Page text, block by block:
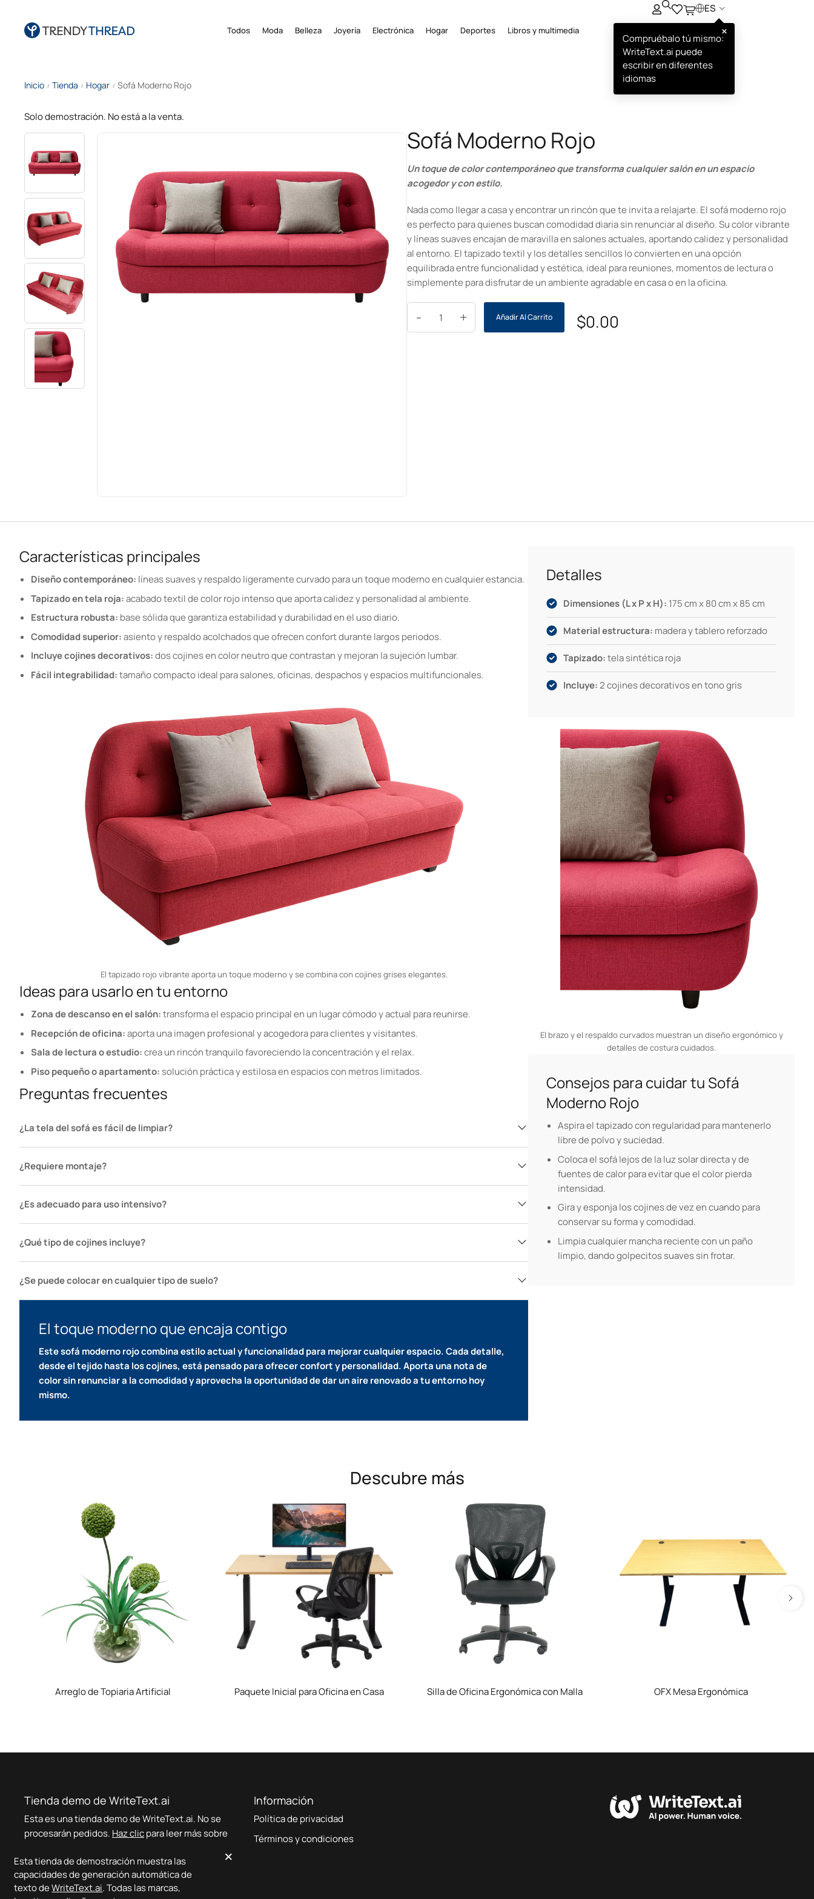
Todos Moda Belleza Joyería Electrónica Hogar Deportes Libros y multimedia
ES
×
Compruébalo tú mismo:
WriteText.ai puede
escribir en diferentes
idiomas
Inicio / Tienda / Hogar / Sofá Moderno Rojo
Solo demostración. No está a la venta.
Sofá Moderno Rojo
Un toque de color contemporáneo que transforma cualquier salón en un espacio
acogedor y con estilo.
Nada como llegar a casa y encontrar un rincón que te invita a relajarte. El sofá moderno rojo
es perfecto para quienes buscan comodidad diaria sin renunciar al diseño. Su color vibrante
y líneas suaves encajan de maravilla en salones actuales, aportando calidez y personalidad
al entorno. El tapizado textil y los detalles sencillos lo convierten en una opción
equilibrada entre funcionalidad y estética, ideal para reuniones, momentos de lectura o
simplemente para disfrutar de un ambiente agradable en casa o en la oficina.
+
- Añadir Al Carrito $0.00
Características principales
Diseño contemporáneo: líneas suaves y respaldo ligeramente curvado para un toque moderno en cualquier estancia.
Tapizado en tela roja:acabado textil de color rojo intenso que aporta calidez y personalidad al ambiente.
Estructura robusta: base sólida que garantiza estabilidad y durabilidad en el uso diario.
Comodidad superior:asiento y respaldo acolchados que ofrecen confort durante largos periodos.
Incluye cojines decorativos:dos cojines en color neutro que contrastan y mejoran la sujeción lumbar.
Fácil integrabilidad:tamaño compacto ideal para salones, oficinas, despachos y espacios multifuncionales.
El tapizado rojo vibrante aporta un toque moderno y se combina con cojines grises elegantes.
Ideas para usarlo en tu entorno
Zona de descanso en el salón:transforma el espacio principal en un lugar cómodo y actual para reunirse.
Recepción de oficina:aporta una imagen profesional y acogedora para clientes y visitantes.
Sala de lectura o estudio:crea un rincón tranquilo favoreciendo la concentración y el relax.
Piso pequeño o apartamento:solución práctica y estilosa en espacios con metros limitados.
Preguntas frecuentes
¿La tela del sofá es fácil de limpiar?
¿Requiere montaje?
¿Es adecuado para uso intensivo?
¿Qué tipo de cojines incluye?
¿Se puede colocar en cualquier tipo de suelo?
El toque moderno que encaja contigo
Este sofá moderno rojo combina estilo actual y funcionalidad para mejorar cualquier espacio. Cada detalle,
desde el tejido hasta los cojines, está pensado para ofrecer confort y personalidad.Aporta una nota de
color sin renunciar a la comodidad y aprovecha la oportunidad de dar un aire renovado a tu entorno hoy
mismo.
Detalles
Dimensiones (L x P x H): 175 cm x 80 cm x 85 cm
Material estructura: madera y tablero reforzado
Tapizado:tela sintética roja
Incluye:2 cojines decorativos en tono gris
El brazo y el respaldo curvados muestran un diseño ergonómico y
detalles de costura cuidados.
Consejos para cuidar tu Sofá
Moderno Rojo
Aspira el tapizado con regularidad para mantenerlo
libre de polvo y suciedad.
Coloca el sofá lejos de la luz solar directa y de
fuentes de calor para evitar que el color pierda
intensidad.
Gira y esponja los cojines de vez en cuando para
conservar su forma y comodidad.
Limpia cualquier mancha reciente con un paño
limpio, dando golpecitos suaves sin frotar.
Descubre más
Arreglo de Topiaria Artificial Paquete Inicial para Oficina en Casa Silla de Oficina Ergonómica con Malla OFX Mesa Ergonómica
Tienda demo de WriteText.ai
Esta es una tienda demo de WriteText.ai. No se
procesarán pedidos. Haz clicpara leer más sobre
Información
Política de privacidad
Términos y condiciones
Esta tienda de demostración muestra las
capacidades de generación automática de
texto deWriteText.ai. Todas las marcas,
×